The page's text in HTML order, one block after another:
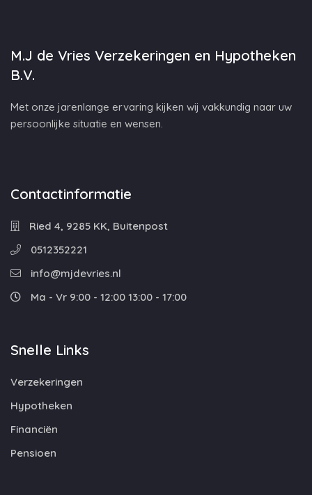
M.J de Vries Verzekeringen en Hypotheken
B.V.
Met onze jarenlange ervaring kijken wij vakkundig naar uw
persoonlijke situatie en wensen.
Contactinformatie
Ried 4, 9285 KK, Buitenpost
0512352221
info@mjdevries.nl
Ma - Vr 9:00 - 12:00 13:00 - 17:00
Snelle Links
Verzekeringen
Hypotheken
Financiën
Pensioen